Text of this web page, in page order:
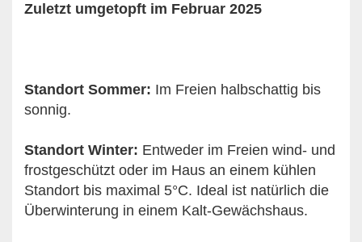
Zuletzt umgetopft im Februar 2025
Standort Sommer: Im Freien halbschattig bis
sonnig.
Standort Winter: Entweder im Freien wind- und
frostgeschützt oder im Haus an einem kühlen
Standort bis maximal 5°C. Ideal ist natürlich die
Überwinterung in einem Kalt-Gewächshaus.